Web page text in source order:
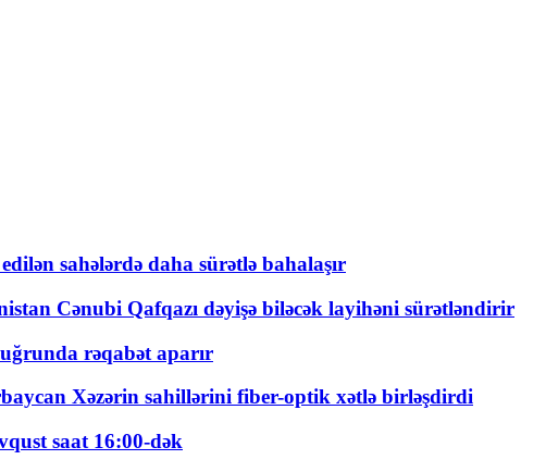
sahələrdə daha sürətlə bahalaşır
Cənubi Qafqazı dəyişə biləcək layihəni sürətləndirir
rəqabət aparır
Xəzərin sahillərini fiber-optik xətlə birləşdirdi
saat 16:00-dək